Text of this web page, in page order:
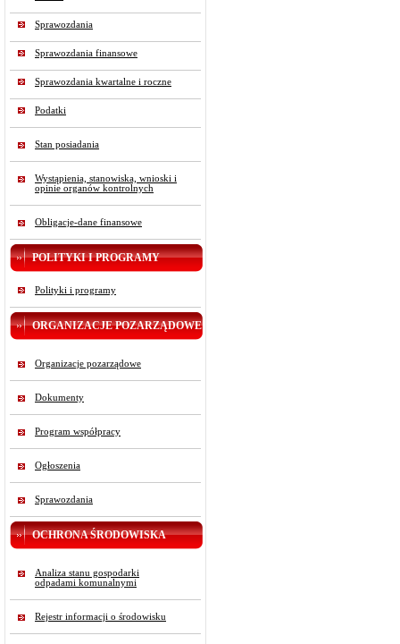
Sprawozdania
Sprawozdania finansowe
Sprawozdania kwartalne i roczne
Podatki
Stan posiadania
Wystąpienia, stanowiska, wnioski i
opinie organów kontrolnych
Obligacje-dane finansowe
POLITYKI I PROGRAMY
Polityki i programy
ORGANIZACJE POZARZĄDOWE
Organizacje pozarządowe
Dokumenty
Program współpracy
Ogłoszenia
Sprawozdania
OCHRONA ŚRODOWISKA
Analiza stanu gospodarki
odpadami komunalnymi
Rejestr informacji o środowisku